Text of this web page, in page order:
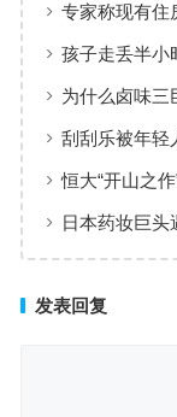
专家称现有住
子
孩子走丢半小
业者是转型入
为什么卤味三
悄然改变
刮刮乐被年轻
恒大“开山之
日本药妆巨头
发表回复